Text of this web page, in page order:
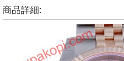
商品詳細: